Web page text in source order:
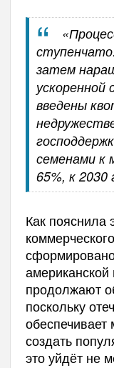
затем
ускоренной
введены
семенами к
65%, к 2030
Как пояснила
американской
продолжают
поскольку
создать
это уйдёт не